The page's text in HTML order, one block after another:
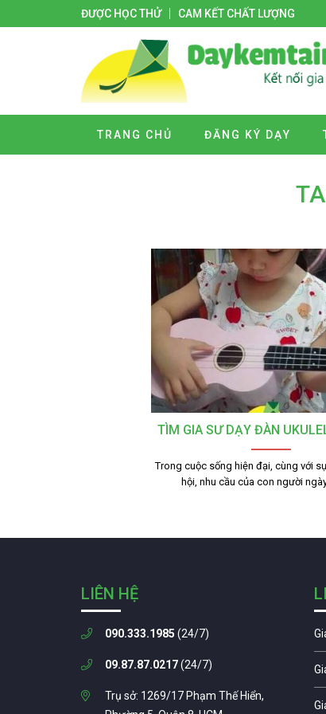
ĐƯỢC HỌC THỬ CAM KẾT CHẤT LƯỢNG
TRANG CHỦ ĐĂNG KÝ DẠY
TÌM GIA SƯ DẠY ĐÀN
Trong cuộc sống hiện đại, cùng với
hội, nhu cầu của con người
LIÊN HỆ
090.333.1985 (24/7)
09.87.87.0217(24/7)
Trụ sở: 1269/17 Phạm Thế Hiển,